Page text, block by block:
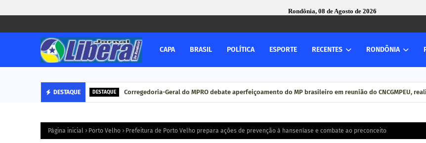
Rondônia, 08 de Agosto de 2026
CAPA BRASIL POLÍTICA ESPORTE RECENTES RONDÔNIA
DESTAQUE DESTAQUE Corregedoria-Geral do MPRO debate aperfeiçoamento do MP brasileiro em reunião do CNCGMPEU,
Página inicial Porto Velho Prefeitura de Porto Velho prepara ações de prevenção à hanseníase e combate ao preconceito